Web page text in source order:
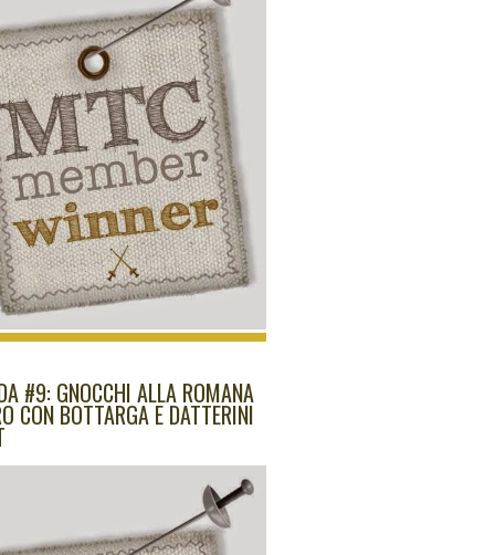
#9: GNOCCHI ALLA ROMANA
CON BOTTARGA E DATTERINI